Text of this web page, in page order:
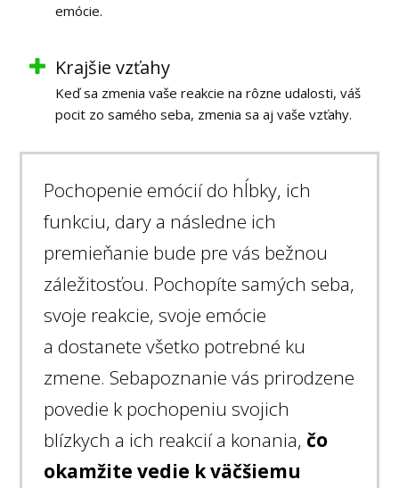
emócie.
Krajšie vzťahy
Keď sa zmenia vaše reakcie na rôzne udalosti, váš
pocit zo samého seba, zmenia sa aj vaše vzťahy.
Pochopenie emócií do hĺbky, ich
funkciu, dary a následne ich
premieňanie bude pre vás bežnou
záležitosťou. Pochopíte samých seba,
svoje reakcie, svoje emócie
a dostanete všetko potrebné ku
zmene. Sebapoznanie vás prirodzene
povedie k pochopeniu svojich
blízkych a ich reakcií a konania, čo
okamžite vedie k väčšiemu